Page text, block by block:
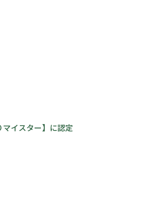
イスター】に認定